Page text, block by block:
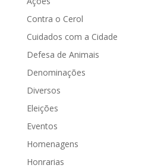
Contra o Cerol
Cuidados com a Cidade
Defesa de Animais
Denominações
Diversos
Eleições
Eventos
Homenagens
Honrarias